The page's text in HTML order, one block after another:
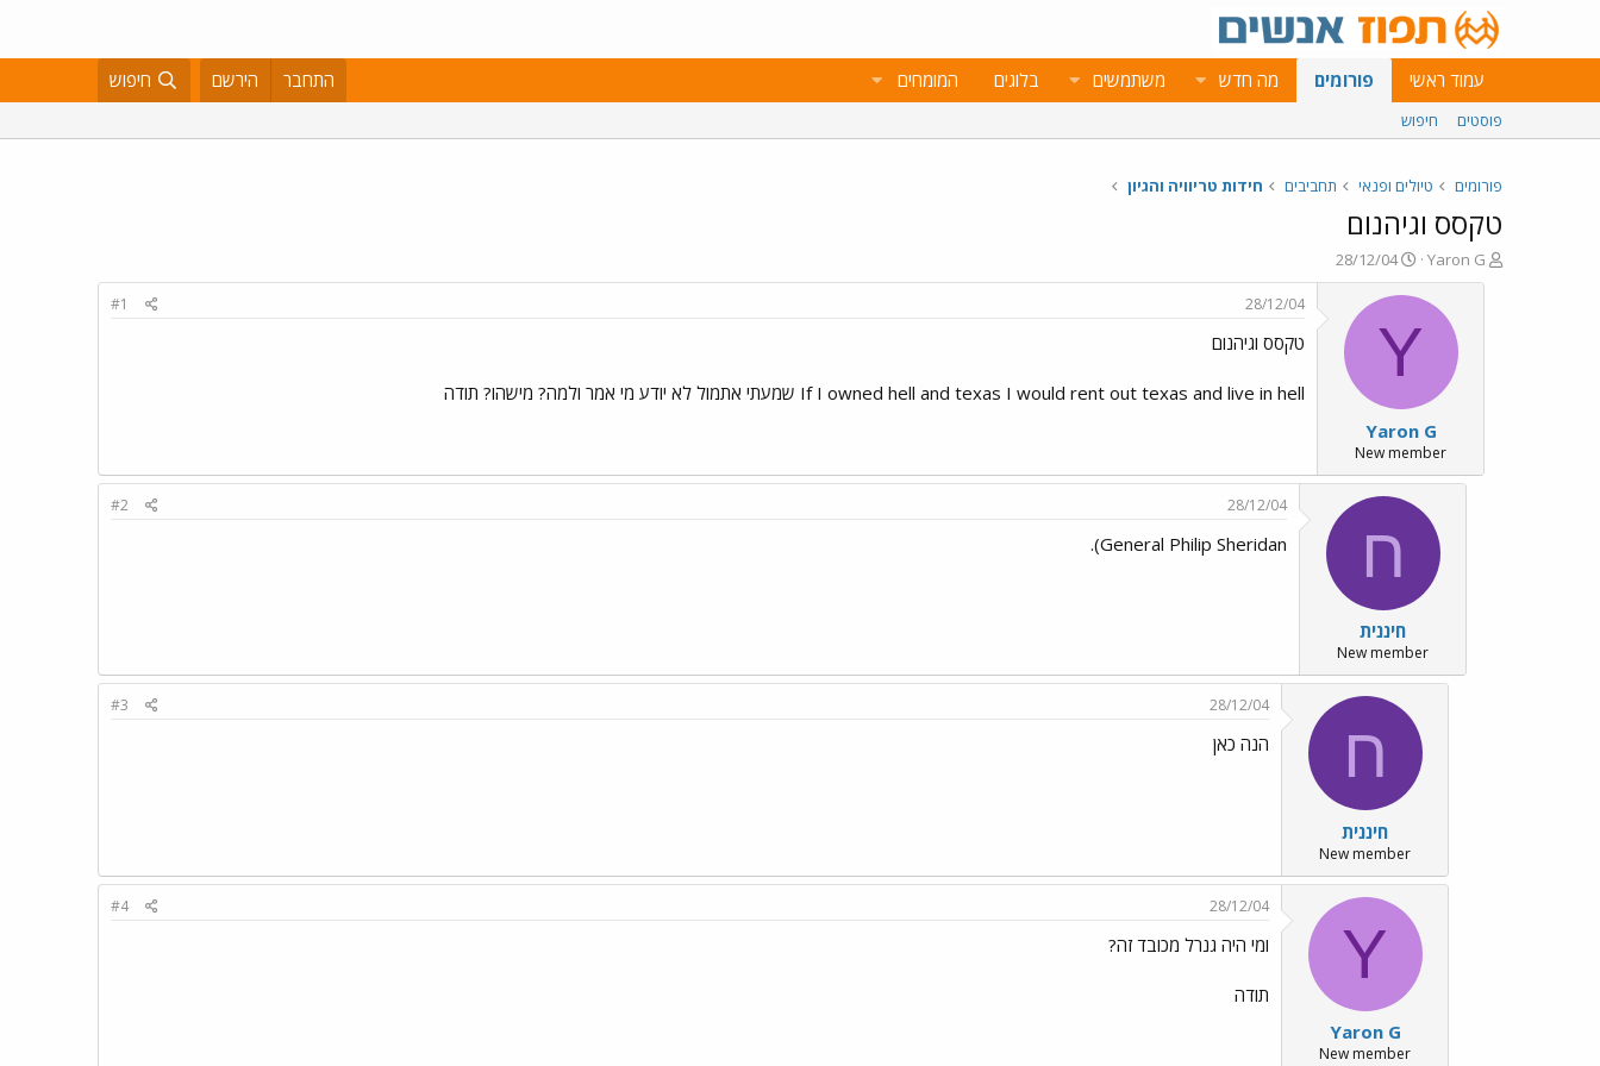
עמוד ראשי פורומים מה חדש משתמשים בלוגים המומחים התחבר הירשם חיפוש
פוסטים חיפוש
פורומים טיולים ופנאי תחביבים חידות טריוויה והגיון
טקסס וגיהנום
פ
ו
Yaron G
פ
ו
ר
ם
א
ר
י
ך
28/12/04
Y
Yaron G
New member
28/12/04
#1
טקסס וגיהנום
If I owned hell and texas I would rent out texas and live in hell שמעתי אתמול לא יודע מי אמר ולמה? מישהו? תודה
ח
חיננית
New member
28/12/04
#2
General Philip Sheridan).
ח
חיננית
New member
28/12/04
#3
הנה כאן
Y
Yaron G
New member
28/12/04
#4
ומי היה גנרל מכובד זה?
תודה